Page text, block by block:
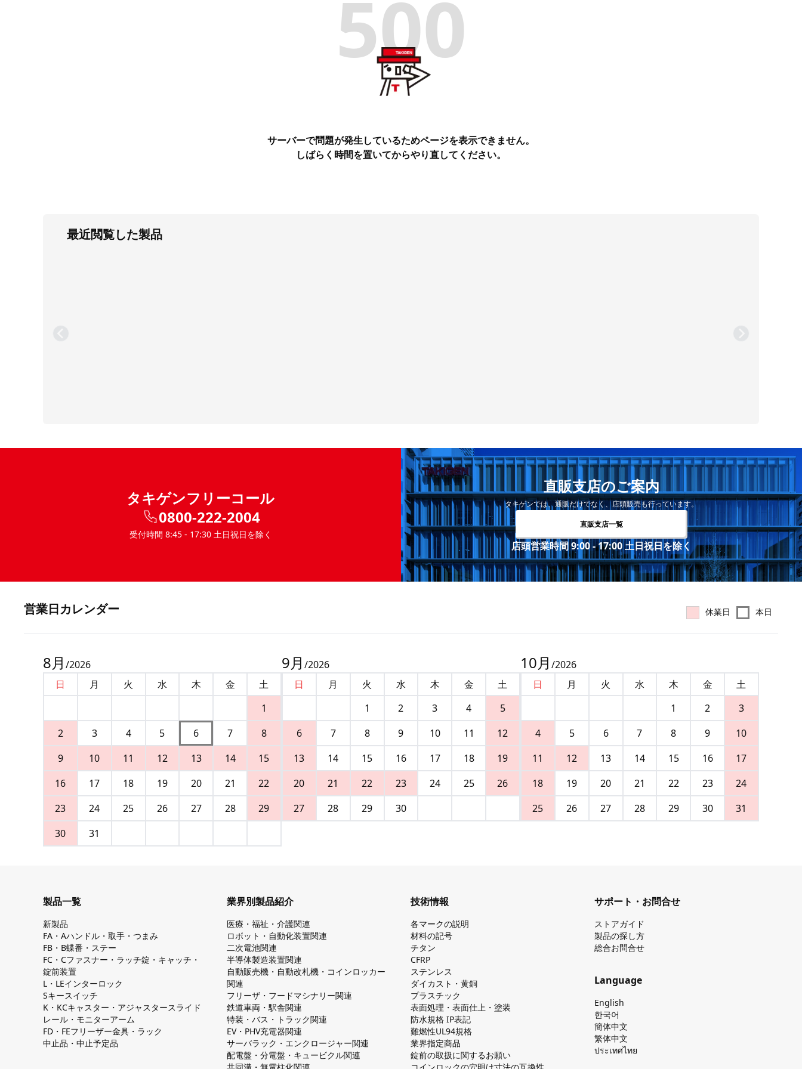
500
サーバーで問題が発生しているためページを表示できません。
しばらく時間を置いてからやり直してください。
最近閲覧した製品
タキゲンフリーコール
0800-222-2004
受付時間 8:45 - 17:30 土日祝日を除く
直販支店のご案内
タキゲンでは、通販だけでなく、店頭販売も行っています。
直販支店一覧
店頭営業時間 9:00 - 17:00 土日祝日を除く
営業⽇カレンダー 休業日 本日
8月 /2026
日
月 火 水 木 金
土
1
2
3 4 5 6 7
8
9
10 11 12 13 14
15
16
17 18 19 20 21
22
23
24 25 26 27 28
29
30
31
9月 /2026
日
月 火 水 木 金
土
1
2 3 4
5
6
7 8 9 10 11
12
13
14 15 16 17 18
19
20
21 22 23 24 25
26
27
28 29 30
10月 /2026
日
月 火 水 木 金
土
1
2
3
4
5 6 7 8 9
10
11
12 13 14 15 16
17
18
19 20 21 22 23
24
25
26 27 28 29 30 31
製品一覧
新製品
FA・Aハンドル・取手・つまみ
FB・B蝶番・ステー
FC・Cファスナー・ラッチ錠・キャッチ・
錠前装置
L・LEインターロック
Sキースイッチ
K・KCキャスター・アジャスタースライド
レール・モニターアーム
FD・FEフリーザー金具・ラック
中止品・中止予定品
業界別製品紹介
医療・福祉・介護関連
ロボット・自動化装置関連
二次電池関連
半導体製造装置関連
自動販売機・自動改札機・コインロッカー
関連
フリーザ・フードマシナリー関連
鉄道車両・駅舎関連
特装・バス・トラック関連
EV・PHV充電器関連
サーバラック・エンクロージャー関連
配電盤・分電盤・キュービクル関連
技術情報
各マークの説明
材料の記号
チタン
CFRP
ステンレス
ダイカスト・⻩銅
プラスチック
表面処理・表面仕上・塗装
防⽔規格 IP表記
難燃性UL94規格
業界指定商品
錠前の取扱に関するお願い
サポート・お問合せ
ストアガイド
製品の探し⽅
総合お問合せ
Language
English
한국어
簡体中文
繁体中文
ประเทศไทย